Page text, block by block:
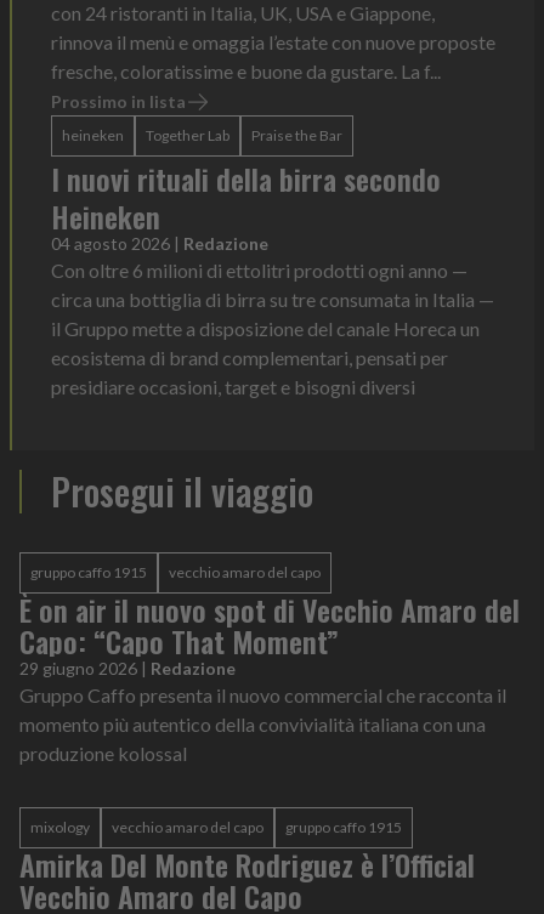
con 24 ristoranti in Italia, UK, USA e Giappone,
rinnova il menù e omaggia l’estate con nuove proposte
fresche, coloratissime e buone da gustare. La f...
Prossimo in lista
heineken Together Lab Praise the Bar
I nuovi rituali della birra secondo
Heineken
04 agosto 2026 | Redazione
Con oltre 6 milioni di ettolitri prodotti ogni anno —
circa una bottiglia di birra su tre consumata in Italia —
il Gruppo mette a disposizione del canale Horeca un
ecosistema di brand complementari, pensati per
presidiare occasioni, target e bisogni diversi
Prosegui il viaggio
gruppo caffo 1915 vecchio amaro del capo
È on air il nuovo spot di Vecchio Amaro del
Capo: “Capo That Moment”
29 giugno 2026 | Redazione
Gruppo Caffo presenta il nuovo commercial che racconta il
momento più autentico della convivialità italiana con una
produzione kolossal
mixology vecchio amaro del capo gruppo caffo 1915
Amirka Del Monte Rodriguez è l’Official
Vecchio Amaro del Capo